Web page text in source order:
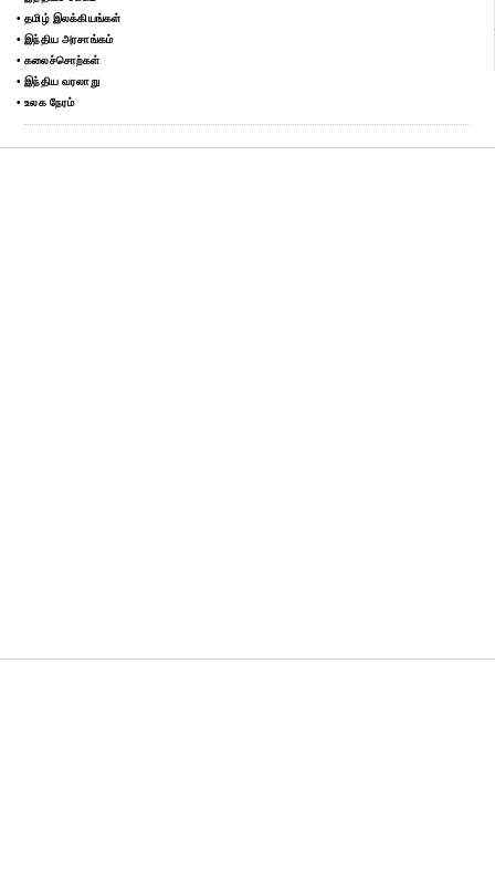
• தமிழ் இலக்கியங்கள்
• இந்திய அரசாங்கம்
• கலைச்சொற்கள்
• இந்திய வரலாறு
• உலக நேரம்